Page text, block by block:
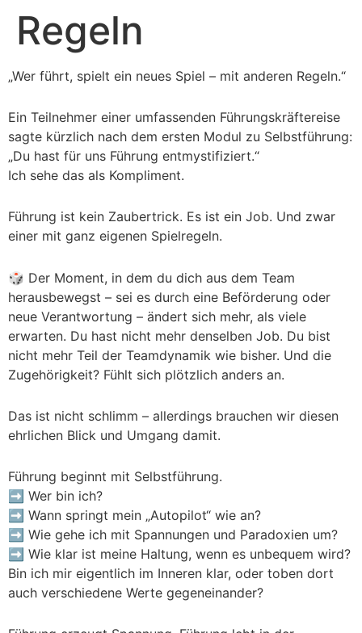
Regeln
„Wer führt, spielt ein neues Spiel – mit anderen Regeln.“
Ein Teilnehmer einer umfassenden Führungskräftereise
sagte kürzlich nach dem ersten Modul zu Selbstführung:
„Du hast für uns Führung entmystifiziert.“
Ich sehe das als Kompliment.
Führung ist kein Zaubertrick. Es ist ein Job. Und zwar
einer mit ganz eigenen Spielregeln.
🎲 Der Moment, in dem du dich aus dem Team
herausbewegst – sei es durch eine Beförderung oder
neue Verantwortung – ändert sich mehr, als viele
erwarten. Du hast nicht mehr denselben Job. Du bist
nicht mehr Teil der Teamdynamik wie bisher. Und die
Zugehörigkeit? Fühlt sich plötzlich anders an.
Das ist nicht schlimm – allerdings brauchen wir diesen
ehrlichen Blick und Umgang damit.
Führung beginnt mit Selbstführung.
➡️ Wer bin ich?
➡️ Wann springt mein „Autopilot“ wie an?
➡️ Wie gehe ich mit Spannungen und Paradoxien um?
➡️ Wie klar ist meine Haltung, wenn es unbequem wird?
Bin ich mir eigentlich im Inneren klar, oder toben dort
auch verschiedene Werte gegeneinander?